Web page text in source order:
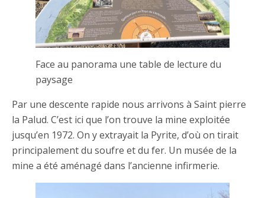
Face au panorama une table de lecture du
paysage
Par une descente rapide nous arrivons à Saint pierre
la Palud. C’est ici que l’on trouve la mine exploitée
jusqu’en 1972. On y extrayait la Pyrite, d’où on tirait
principalement du soufre et du fer. Un musée de la
mine a été aménagé dans l’ancienne infirmerie.